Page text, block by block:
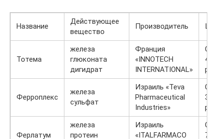
Название
Действующее
вещество
Производитель
Тотема
железа
глюконата
дигидрат
Франция
«INNOTECH
INTERNATIONAL»
От
490
р.
Ферроплекс
железа
сульфат
Израиль «Teva
Pharmaceutical
Industries»
От
319
р.
Ферлатум
железа
протеин
Израиль
«ITALFARMACO
От
770